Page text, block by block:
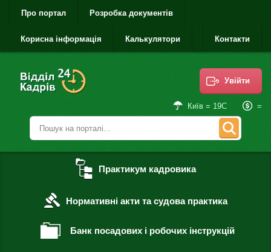
Про портал Розробка документів
Корисна інформація Калькулятори Контакти
Увійти
Київ = 19С =
Практикум кадровика
Нормативні акти та судова практика
Банк посадових і робочих інструкцій